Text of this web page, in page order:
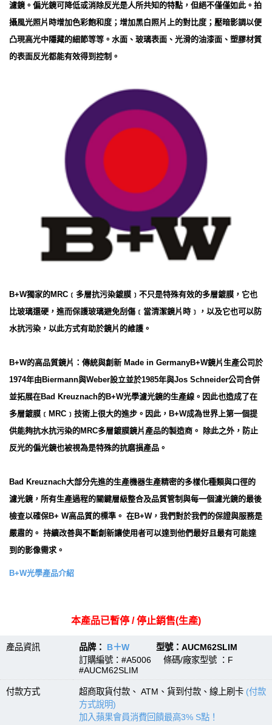
濾鏡。偏光鏡可降低或消除反光是人所共知的特點，但絕不僅僅如此。拍
攝風光照片時增加色彩飽和度；增加黑白照片上的對比度；壓暗影調以便
凸現高光中隱藏的細節等等。水面、玻璃表面、光滑的油漆面、塑膠材質
的表面反光都能有效得到控制。
B+W獨家的MRC﹝多層抗污染鍍膜﹞不只是特殊有效的多層鍍膜，它也
比玻璃還硬，進而保護玻璃避免刮傷﹝當清潔鏡片時﹞，以及它也可以防
水抗污染，以此方式有助於鏡片的維護。
B+W的高品質鏡片：傳統與創新 Made in GermanyB+W鏡片生產公司於
1974年由Biermann與Weber設立並於1985年與Jos Schneider公司合併
並拓展在Bad Kreuznach的B+W光學濾光鏡的生產線。因此也造成了在
多層鍍膜﹝MRC﹞技術上很大的進步。因此，B+W成為世界上第一個提
供能夠抗水抗污染的MRC多層鍍膜鏡片產品的製造商。 除此之外，防止
反光的偏光鏡也被視為是特殊的抗磨損產品。
Bad Kreuznach大部分先進的生產機器生產精密的多樣化種類與口徑的
濾光鏡，所有生產過程的關鍵層級整合及品質管制與每一個濾光鏡的最後
檢查以確保B+ W高品質的標準。 在B+W，我們對於我們的保證與服務是
嚴肅的。 持續改善與不斷創新讓使用者可以達到他們最好且最有可能達
到的影像需求。
B+W光學產品介紹
本產品已暫停 / 停止銷售(生產)
產品資訊 品牌： B＋W 型號：AUCM62SLIM
訂購編號：#A5006 條碼/廠家型號 ：F
#AUCM62SLIM
付款方式 超商取貨付款、 ATM、貨到付款、線上刷卡 (付款
方式說明)
加入蘋果會員消費回饋最高3% S點！